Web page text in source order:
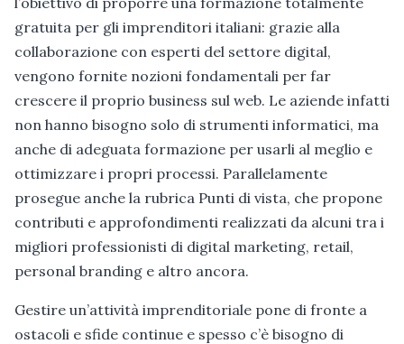
gratuita per gli imprenditori italiani: grazie alla
collaborazione con esperti del settore digital,
vengono fornite nozioni fondamentali per far
crescere il proprio business sul web. Le aziende infatti
non hanno bisogno solo di strumenti informatici, ma
anche di adeguata formazione per usarli al meglio e
ottimizzare i propri processi. Parallelamente
prosegue anche la rubrica Punti di vista, che propone
contributi e approfondimenti realizzati da alcuni tra i
migliori professionisti di digital marketing, retail,
personal branding e altro ancora.
Gestire un’attività imprenditoriale pone di fronte a
ostacoli e sfide continue e spesso c’è bisogno di